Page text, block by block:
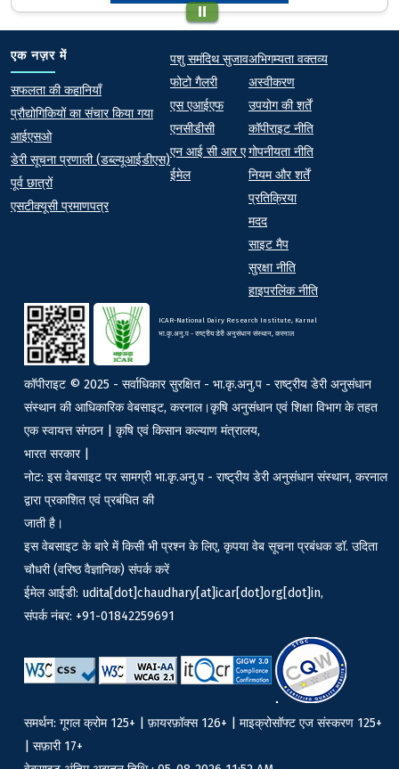
एक नज़र में
At a Glance
सफलता की कहानियाँ
प्रौद्योगिकियों का संचार किया गया
आईएसओ
डेरी सूचना प्रणाली (डब्ल्यूआईडीएस)
पूर्व छात्रों
एसटीक्यूसी प्रमाणपत्र
Quick links
पशु समंदिथ सुजाव
फोटो गैलरी
एस एआईएफ
एनसीडीसी
एन आई सी आर ए
ईमेल
Footer
अभिगम्यता वक्तव्य
अस्वीकरण
उपयोग की शर्तें
कॉपीराइट नीति
गोपनीयता नीति
नियम और शर्तें
प्रतिक्रिया
मदद
साइट मैप
सुरक्षा नीति
हाइपरलिंक नीति
ICAR-National Dairy Research Institute, Karnal
भा.कृ.अनु.प - राष्ट्रीय डेरी अनुसंधान संस्थान, करनाल
कॉपीराइट © 2025 - सर्वाधिकार सुरक्षित - भा.कृ.अनु.प - राष्ट्रीय डेरी अनुसंधान
संस्थान की आधिकारिक वेबसाइट, करनाल।कृषि अनुसंधान एवं शिक्षा विभाग के तहत
एक स्वायत्त संगठन | कृषि एवं किसान कल्याण मंत्रालय,
भारत सरकार |
नोट: इस वेबसाइट पर सामग्री भा.कृ.अनु.प - राष्ट्रीय डेरी अनुसंधान संस्थान, करनाल
द्वारा प्रकाशित एवं प्रबंधित की
जाती है।
इस वेबसाइट के बारे में किसी भी प्रश्न के लिए, कृपया वेब सूचना प्रबंधक डॉ. उदिता
चौधरी (वरिष्ठ वैज्ञानिक) संपर्क करें
ईमेल आईडी: udita[dot]chaudhary[at]icar[dot]org[dot]in,
संपर्क नंबर: +91-01842259691
समर्थन: गूगल क्रोम 125+ | फ़ायरफ़ॉक्स 126+ | माइक्रोसॉफ्ट एज संस्करण 125+
| सफ़ारी 17+